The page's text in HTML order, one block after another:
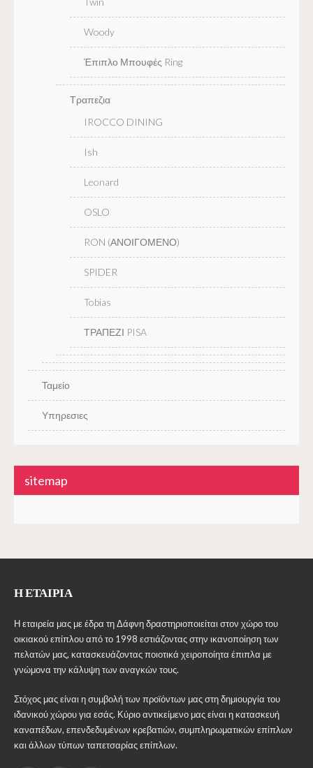
Woody
Έπιπλο Μπουφές Ring
Τραπεζια
IROCCO DINING
Ish
Leonard
OSLO
RON (ΑΝΟΙΓΟΜΕΝΟ)
SPIDER
Tobias
ΤΡΑΠΕΖΙ PISA
Ταμείο
Υπηρεσιες
sitemap
Η ΕΤΑΙΡΊΑ
Η εταιρεία μας με έδρα τη Δάφνη δραστηριοποιείται στον χώρο του
οικιακού επίπλου από το 1998 εστιάζοντας στην ικανοποίηση των
πελατών μας, κατασκευάζοντας ποιοτικά χειροποίητα έπιπλα με
γνώμονα την κάλυψη των αναγκών τους.
Στόχος μας είναι η συμβολή των προϊόντων μας στη δημιουργία του
ιδανικού χώρου για εσάς. Κύριο αντικείμενο μας είναι η κατασκευή
καναπέδων, επενδεδυμένων κρεβατιών, συμπληρωματικών επίπλων
και άλλων τύπων ταπετσαρίας επίπλων.